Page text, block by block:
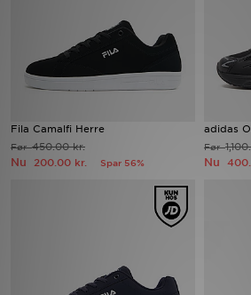
Fila Camalfi Herre
Før450.00 kr.
Nu 200.00 kr. Spar 56%
adidas
Før
Nu
Brands